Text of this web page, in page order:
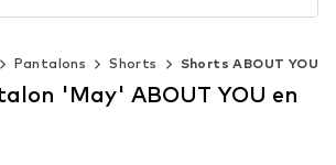
Pantalons Shorts Shorts ABOUT YOU
'May' ABOUT YOU en